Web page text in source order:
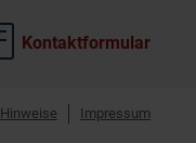
Kontaktformular
Hinweise Impressum